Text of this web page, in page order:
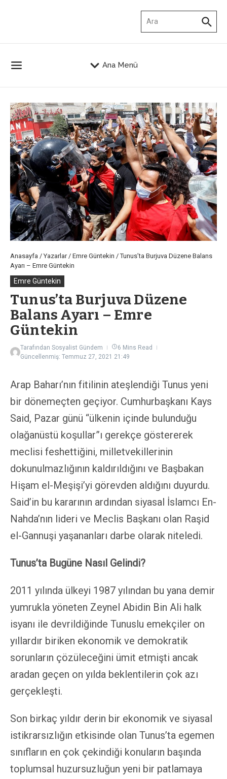
Ana Menü
Anasayfa /Yazarlar/ Emre Güntekin /Tunus’ta Burjuva Düzene Balans
Ayarı – Emre Güntekin
Emre Güntekin
Tunus’ta Burjuva Düzene
Balans Ayarı – Emre
Güntekin
Tarafından Sosyalist Gündem
6 Mins Read
Güncellenmiş: Temmuz 27, 2021 21:49
Arap Baharı’nın fitilinin ateşlendiği Tunus yeni
bir dönemeçten geçiyor. Cumhurbaşkanı Kays
Said, Pazar günü “ülkenin içinde bulunduğu
olağanüstü koşullar”ı gerekçe göstererek
meclisi feshettiğini, milletvekillerinin
dokunulmazlığının kaldırıldığını ve Başbakan
Hişam el-Meşişi’yi görevden aldığını duyurdu.
Said’in bu kararının ardından siyasal İslamcı En-
Nahda’nın lideri ve Meclis Başkanı olan Raşid
el-Gannuşi yaşananları darbe olarak niteledi.
Tunus’ta Bugüne Nasıl Gelindi?
2011 yılında ülkeyi 1987 yılından bu yana demir
yumrukla yöneten Zeynel Abidin Bin Ali halk
isyanı ile devrildiğinde Tunuslu emekçiler on
yıllardır biriken ekonomik ve demokratik
sorunların çözüleceğini ümit etmişti ancak
aradan geçen on yılda beklentilerin çok azı
gerçekleşti.
Son birkaç yıldır derin bir ekonomik ve siyasal
istikrarsızlığın etkisinde olan Tunus’ta egemen
sınıfların en çok çekindiği konuların başında
toplumsal huzursuzluğun yeni bir patlamaya